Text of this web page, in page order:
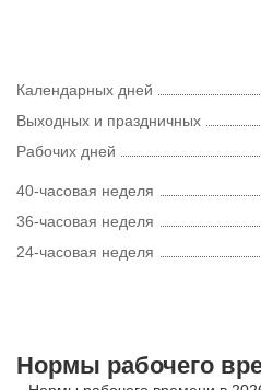
Календарных дней
Выходных и праздничных
Рабочих дней
40-часовая неделя
36-часовая неделя
24-часовая неделя
Нормы рабочего